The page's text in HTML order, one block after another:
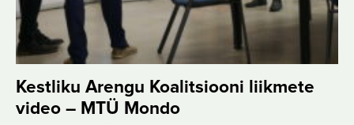
Kestliku Arengu Koalitsiooni liikmete
video – MTÜ Mondo